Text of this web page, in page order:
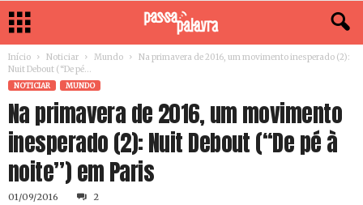
Início Noticiar Mundo
Na primavera de 2016, um movimento inesperado (2):
Nuit Debout (“De pé...
NOTICIAR MUNDO
Na primavera de 2016, um movimento
inesperado (2): Nuit Debout (“De pé à
noite”) em Paris
01/09/2016 2